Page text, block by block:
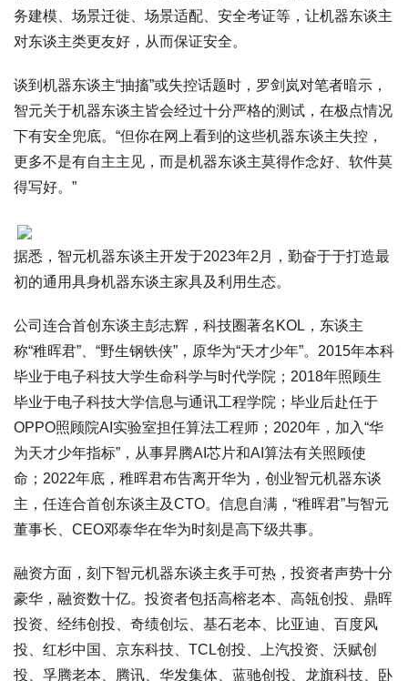
务建模、场景迁徙、场景适配、安全考证等，让机器东谈主
对东谈主类更友好，从而保证安全。
谈到机器东谈主“抽搐”或失控话题时，罗剑岚对笔者暗示，
智元关于机器东谈主皆会经过十分严格的测试，在极点情况
下有安全兜底。“但你在网上看到的这些机器东谈主失控，
更多不是有自主主见，而是机器东谈主莫得作念好、软件莫
得写好。”
据悉，智元机器东谈主开发于2023年2月，勤奋于于打造最
初的通用具身机器东谈主家具及利用生态。
公司连合首创东谈主彭志辉，科技圈著名KOL，东谈主
称“稚晖君”、“野生钢铁侠”，原华为“天才少年”。2015年本科
毕业于电子科技大学生命科学与时代学院；2018年照顾生
毕业于电子科技大学信息与通讯工程学院；毕业后赴任于
OPPO照顾院AI实验室担任算法工程师；2020年，加入“华
为天才少年指标”，从事昇腾AI芯片和AI算法有关照顾使
命；2022年底，稚晖君布告离开华为，创业智元机器东谈
主，任连合首创东谈主及CTO。信息自满，“稚晖君”与智元
董事长、CEO邓泰华在华为时刻是高下级共事。
融资方面，刻下智元机器东谈主炙手可热，投资者声势十分
豪华，融资数十亿。投资者包括高榕老本、高瓴创投、鼎晖
投资、经纬创投、奇绩创坛、基石老本、比亚迪、百度风
投、红杉中国、京东科技、TCL创投、上汽投资、沃赋创
投、孚腾老本、腾讯、华发集体、蓝驰创投、龙旗科技、卧